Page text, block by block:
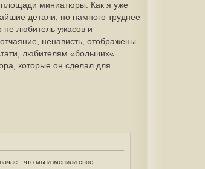
площади миниатюры. Как я уже
детали, но намного труднее
не любитель ужасов и
ненависть, отображены
любителям «больших«
которые он сделал для
что мы изменили свое